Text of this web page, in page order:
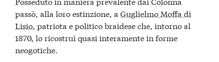
passò, alla loro estinzione, aGuglielmo Moffa di
Lisio, patriota e politico braidese che, intorno al
1870, lo ricostruì quasi interamente in forme
neogotiche.